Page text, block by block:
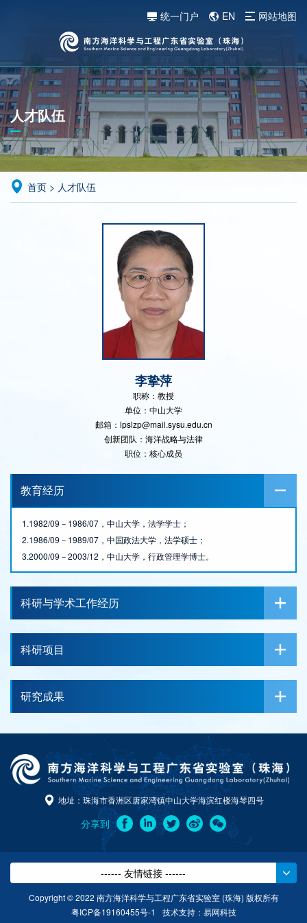
统一门户 EN 网站地图
人才队伍
首页 > 人才队伍
李挚萍
职称：教授
单位：中山大学
邮箱：lpslzp@mail.sysu.edu.cn
创新团队：海洋战略与法律
职位：核心成员
教育经历
1.1982/09－1986/07，中山大学，法学学士；
2.1986/09－1989/07，中国政法大学，法学硕士；
3.2000/09－2003/12，中山大学，行政管理学博士。
科研与学术工作经历
科研项目
研究成果
地址：珠海市香洲区唐家湾镇中山大学海滨红楼海琴四号
分享到
------ 友情链接 ------
Copyright © 2022 南方海洋科学与工程广东省实验室 (珠海) 版权所有
粤ICP备19160455号-1
技术支持： 易网科技